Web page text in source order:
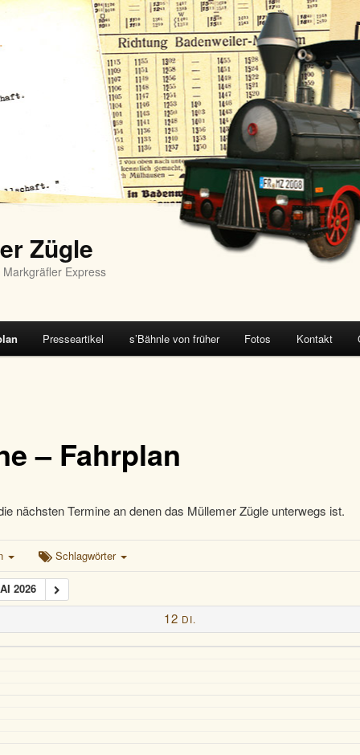
Zügle
Express
Presseartikel s’Bähnle von früher Fotos Kontakt
– Fahrplan
nächsten Termine an denen das Müllemer Zügle unterwegs ist.
Schlagwörter
2026
12 DI.